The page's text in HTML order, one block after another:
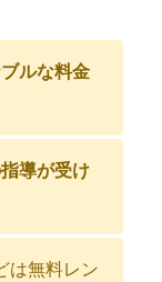
ルな料金
導が受け
は無料レン